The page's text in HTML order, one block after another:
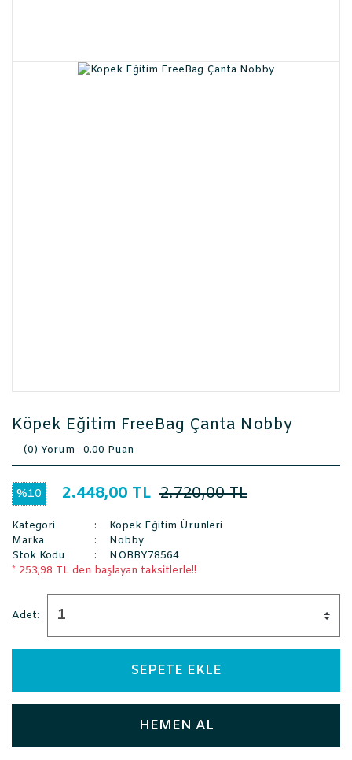
Köpek Eğitim FreeBag Çanta Nobby
(0) Yorum -0.00 Puan
%10 2.448,00 TL 2.720,00 TL
Kategori
Köpek Eğitim Ürünleri
Marka
Nobby
Stok Kodu
NOBBY78564
* 253,98 TL den başlayan taksitlerle!!
Adet:
SEPETE EKLE
HEMEN AL